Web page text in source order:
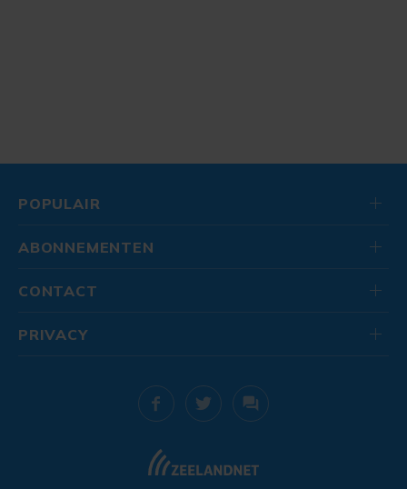
POPULAIR
ABONNEMENTEN
CONTACT
PRIVACY